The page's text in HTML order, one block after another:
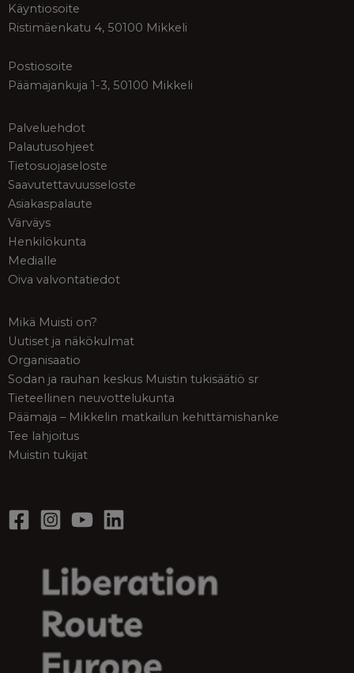
Käyntiosoite
Ristimäenkatu 4, 50100 Mikkeli
Postiosoite
Päämajankuja 1-3, 50100 Mikkeli
Palveluehdot
Palautusohjeet
Tietosuojaseloste
Saavutettavuusseloste
Asiakaspalaute
Värväys
Henkilökunta
Medialle
Oiva valvontatiedot
Mikä Muisti on?
Uutiset ja näkökulmat
Organisaatio
Sodan ja rauhan keskus Muistin tukisäätiö sr
Tieteellinen neuvottelukunta
Päämaja – Mikkelin matkailun kehittämishanke
Tee lahjoitus
Muistin tukijat